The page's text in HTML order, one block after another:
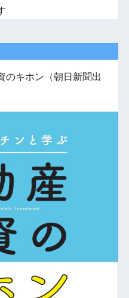
のキホン（朝日新聞出